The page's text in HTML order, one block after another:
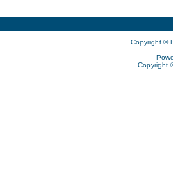
Copyright ©
Copyright